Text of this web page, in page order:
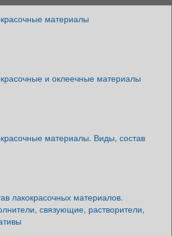
материалы
и оклеечные материалы
материалы. Виды, состав
лакокрасочных материалов.
связующие, растворители,